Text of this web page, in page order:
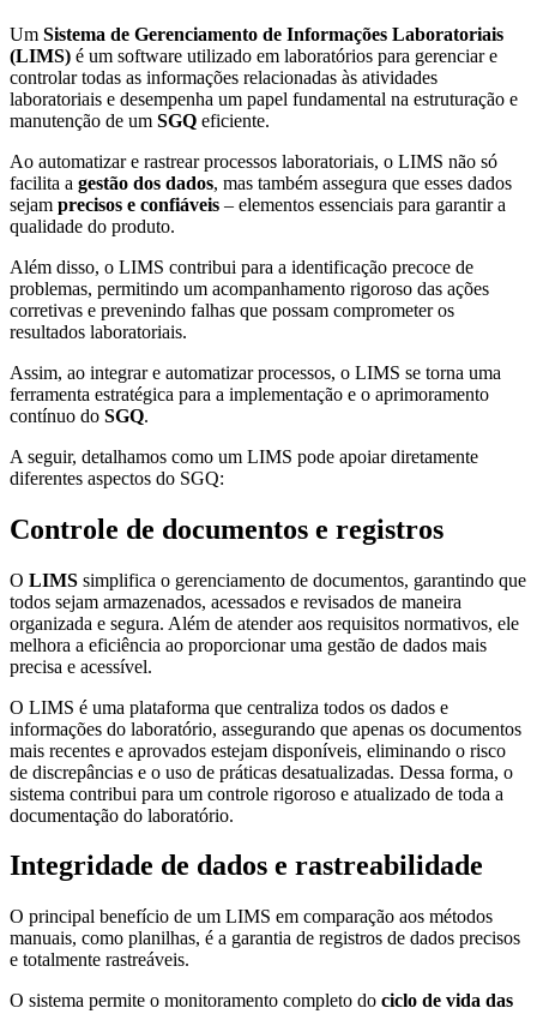
Um Sistema de Gerenciamento de Informações Laboratoriais
(LIMS) é um software utilizado em laboratórios para gerenciar e
controlar todas as informações relacionadas às atividades
laboratoriais e desempenha um papel fundamental na estruturação e
manutenção de um SGQ eficiente.
Ao automatizar e rastrear processos laboratoriais, o LIMS não só
facilita a gestão dos dados, mas também assegura que esses dados
sejam precisos e confiáveis – elementos essenciais para garantir a
qualidade do produto.
Além disso, o LIMS contribui para a identificação precoce de
problemas, permitindo um acompanhamento rigoroso das ações
corretivas e prevenindo falhas que possam comprometer os
resultados laboratoriais.
Assim, ao integrar e automatizar processos, o LIMS se torna uma
ferramenta estratégica para a implementação e o aprimoramento
contínuo do SGQ.
A seguir, detalhamos como um LIMS pode apoiar diretamente
diferentes aspectos do SGQ:
Controle de documentos e registros
O LIMS simplifica o gerenciamento de documentos, garantindo que
todos sejam armazenados, acessados e revisados de maneira
organizada e segura. Além de atender aos requisitos normativos, ele
melhora a eficiência ao proporcionar uma gestão de dados mais
precisa e acessível.
O LIMS é uma plataforma que centraliza todos os dados e
informações do laboratório, assegurando que apenas os documentos
mais recentes e aprovados estejam disponíveis, eliminando o risco
de discrepâncias e o uso de práticas desatualizadas. Dessa forma, o
sistema contribui para um controle rigoroso e atualizado de toda a
documentação do laboratório.
Integridade de dados e rastreabilidade
O principal benefício de um LIMS em comparação aos métodos
manuais, como planilhas, é a garantia de registros de dados precisos
e totalmente rastreáveis.
O sistema permite o monitoramento completo do ciclo de vida das